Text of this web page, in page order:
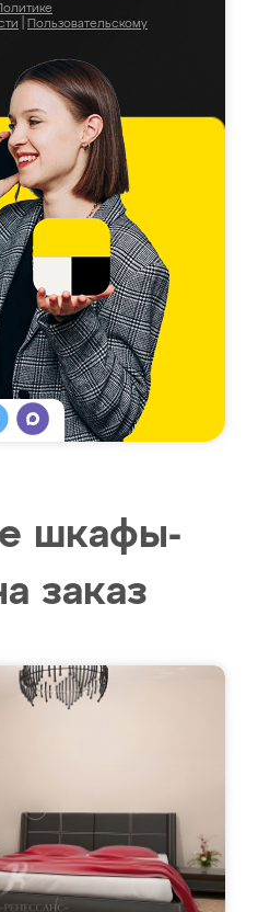
Пользовательскому
шкафы-
заказ